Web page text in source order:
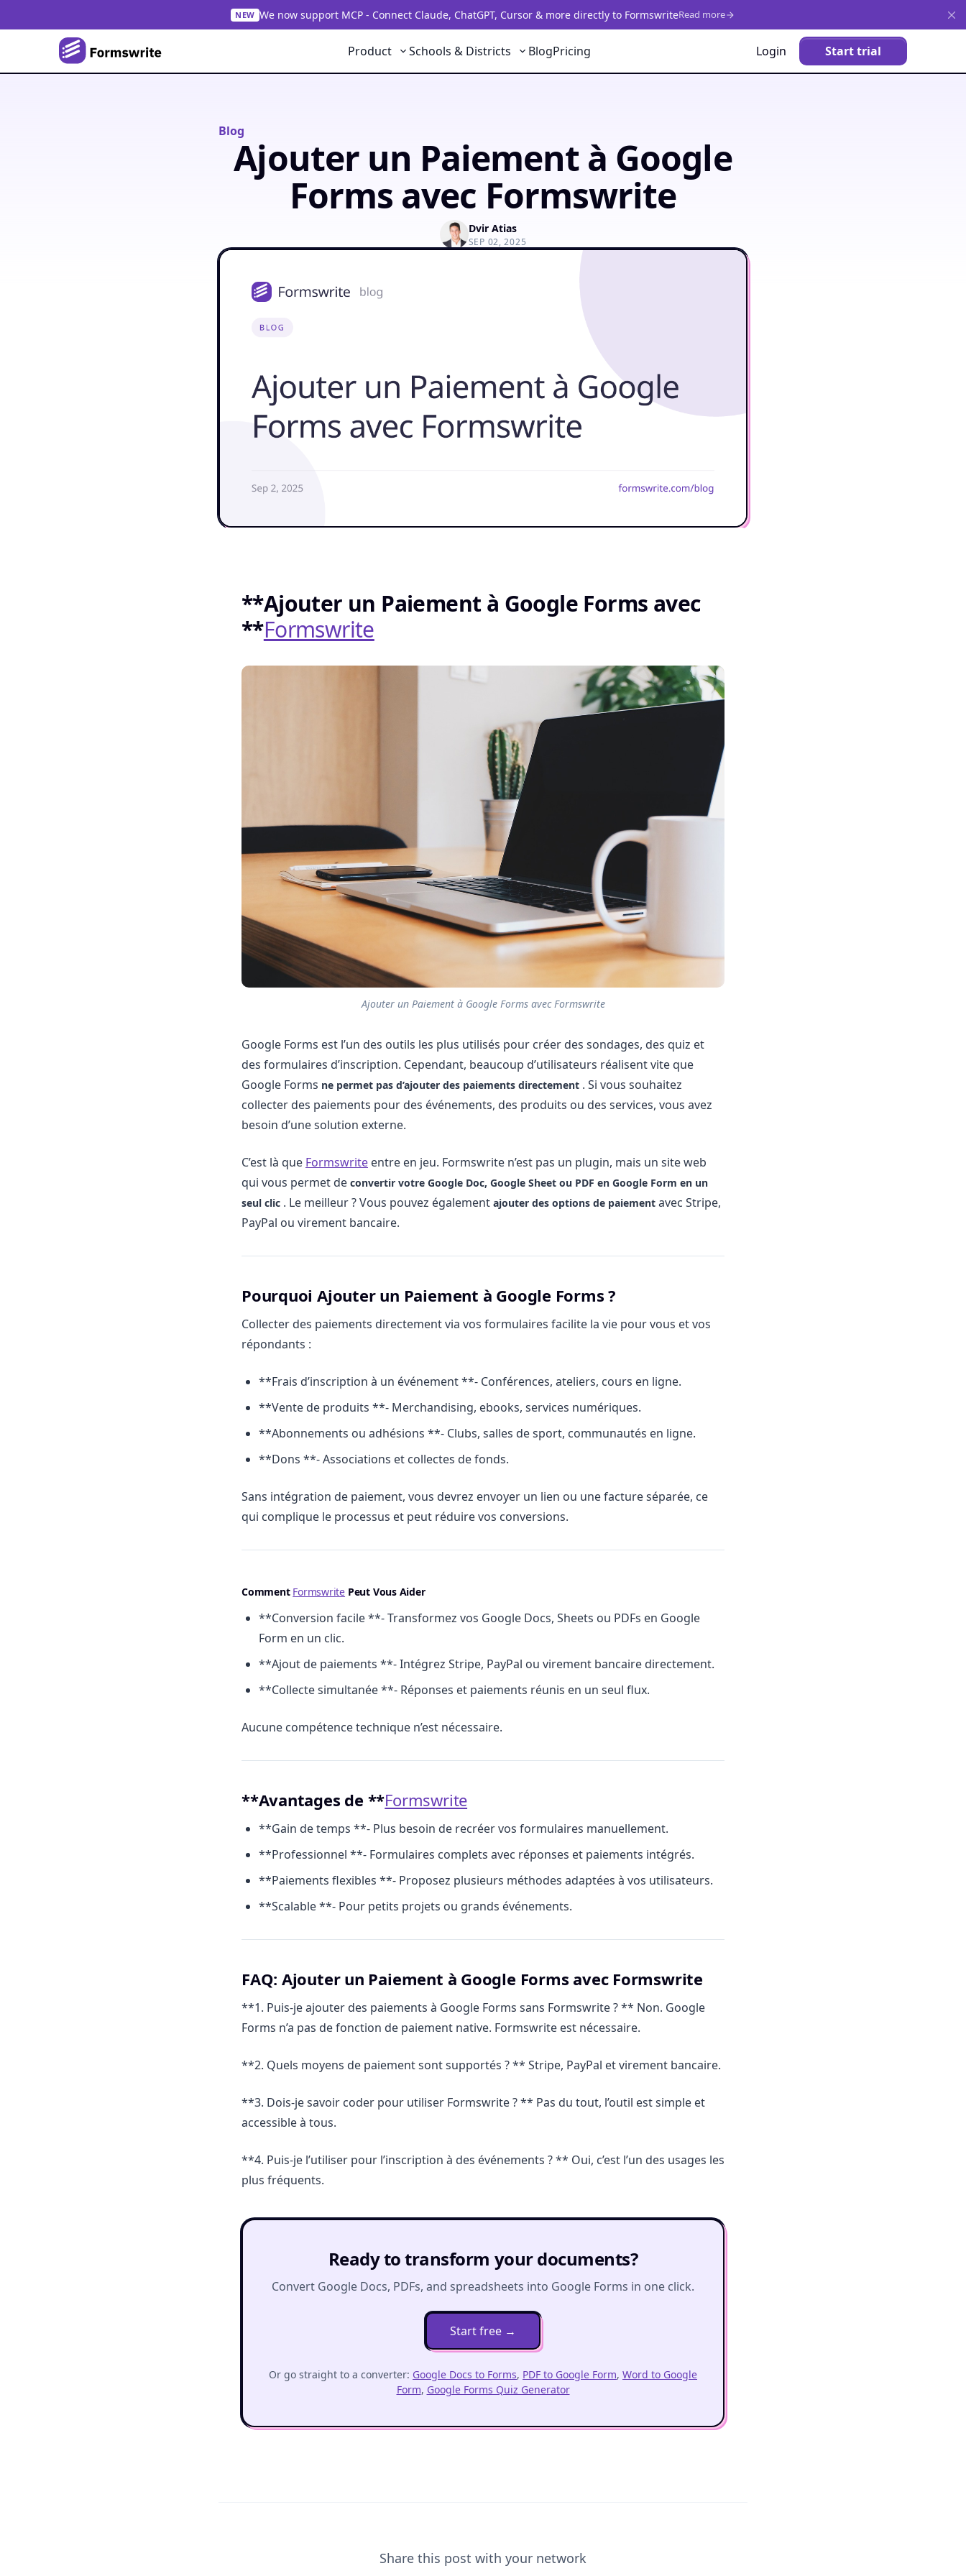
NEW We now support MCP - Connect Claude, ChatGPT, Cursor & more directly to FormswriteRead more
Product Schools & Districts BlogPricing Login Start trial
Blog
Ajouter un Paiement à Google
Forms avec Formswrite
Dvir Atias
SEP 02, 2025
**Ajouter un Paiement à Google Forms avec
**Formswrite
Ajouter un Paiement à Google Forms avec Formswrite
Google Forms est l’un des outils les plus utilisés pour créer des sondages, des quiz et
des formulaires d’inscription. Cependant, beaucoup d’utilisateurs réalisent vite que
Google Forms ne permet pas d’ajouter des paiements directement . Si vous souhaitez
collecter des paiements pour des événements, des produits ou des services, vous avez
besoin d’une solution externe.
C’est là que Formswrite entre en jeu. Formswrite n’est pas un plugin, mais un site web
qui vous permet de convertir votre Google Doc, Google Sheet ou PDF en Google Form en un
seul clic . Le meilleur ? Vous pouvez également ajouter des options de paiement avec Stripe,
PayPal ou virement bancaire.
Pourquoi Ajouter un Paiement à Google Forms ?
Collecter des paiements directement via vos formulaires facilite la vie pour vous et vos
répondants :
**Frais d’inscription à un événement **- Conférences, ateliers, cours en ligne.
**Vente de produits **- Merchandising, ebooks, services numériques.
**Abonnements ou adhésions **- Clubs, salles de sport, communautés en ligne.
**Dons **- Associations et collectes de fonds.
Sans intégration de paiement, vous devrez envoyer un lien ou une facture séparée, ce
qui complique le processus et peut réduire vos conversions.
Comment Formswrite Peut Vous Aider
**Conversion facile **- Transformez vos Google Docs, Sheets ou PDFs en Google
Form en un clic.
**Ajout de paiements **- Intégrez Stripe, PayPal ou virement bancaire directement.
**Collecte simultanée **- Réponses et paiements réunis en un seul flux.
Aucune compétence technique n’est nécessaire.
**Avantages de **Formswrite
**Gain de temps **- Plus besoin de recréer vos formulaires manuellement.
**Professionnel **- Formulaires complets avec réponses et paiements intégrés.
**Paiements flexibles **- Proposez plusieurs méthodes adaptées à vos utilisateurs.
**Scalable **- Pour petits projets ou grands événements.
FAQ: Ajouter un Paiement à Google Forms avec Formswrite
**1. Puis-je ajouter des paiements à Google Forms sans Formswrite ? ** Non. Google
Forms n’a pas de fonction de paiement native. Formswrite est nécessaire.
**2. Quels moyens de paiement sont supportés ? ** Stripe, PayPal et virement bancaire.
**3. Dois-je savoir coder pour utiliser Formswrite ? ** Pas du tout, l’outil est simple et
accessible à tous.
**4. Puis-je l’utiliser pour l’inscription à des événements ? ** Oui, c’est l’un des usages les
plus fréquents.
Ready to transform your documents?
Convert Google Docs, PDFs, and spreadsheets into Google Forms in one click.
Start free →
Or go straight to a converter: Google Docs to Forms, PDF to Google Form, Word to Google
Form, Google Forms Quiz Generator
Share this post with your network